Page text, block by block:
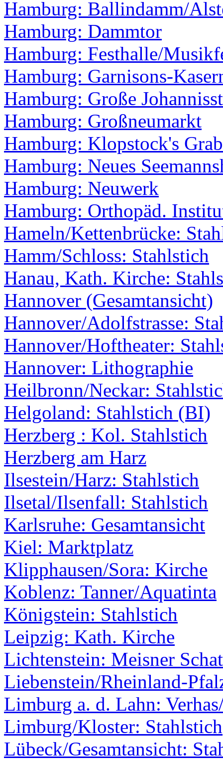
Hamburg: Ballindamm/
Hamburg: Dammtor
Hamburg: Festhalle/
Hamburg: Garnisons-
Hamburg: Große
Hamburg: Großneumarkt
Hamburg: Klopstock's Grab
Hamburg: Neues
Hamburg: Neuwerk
Hamburg: Orthopäd.
Hameln/Kettenbrücke:
Hamm/Schloss: Stahlstich
Hanau, Kath. Kirche:
Hannover (Gesamtansicht)
Hannover/Adolfstrasse:
Hannover/Hoftheater:
Hannover: Lithographie
Heilbronn/Neckar:
Helgoland: Stahlstich (BI)
Herzberg : Kol. Stahlstich
Herzberg am Harz
Ilsestein/Harz: Stahlstich
Ilsetal/Ilsenfall: Stahlstich
Karlsruhe: Gesamtansicht
Kiel: Marktplatz
Klipphausen/Sora: Kirche
Koblenz: Tanner/Aquatinta
Königstein: Stahlstich
Leipzig: Kath. Kirche
Lichtenstein: Meisner
Liebenstein/Rheinland-
Limburg a. d. Lahn:
Limburg/Kloster: Stahlstich
Lübeck/Gesamtansicht: